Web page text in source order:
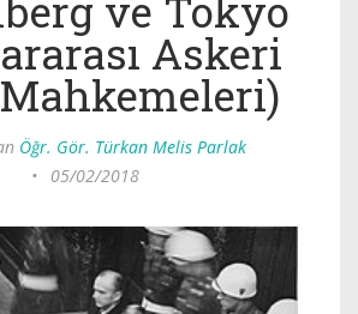
Askeri
Mahkemeleri)
Öğr. Gör. Türkan Melis Parlak
•
05/02/2018